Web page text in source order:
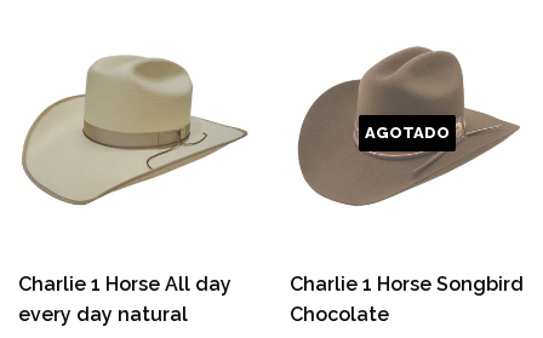
Charlie 1 Horse All day
every day natural
AGOTADO
Charlie 1 Horse Songbird
Chocolate